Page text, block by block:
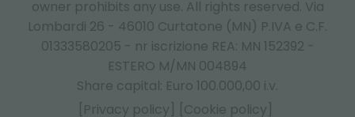
owner prohibits any use. All rights reserved. Via
Lombardi 26 - 46010 Curtatone (MN) P.IVA e C.F.
01333580205 - nr iscrizione REA: MN 152392 -
ESTERO M/MN 004894
Share capital: Euro 100.000,00 i.v.
[Privacy policy]
[Cookie policy]